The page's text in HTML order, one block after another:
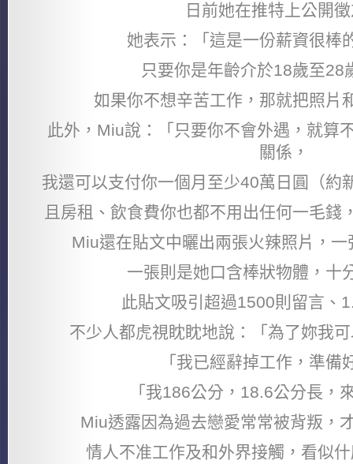
日前她在推特上公開
她表示：「這是一份薪資很棒
只要你是年齡介於18歲至28
如果你不想辛苦工作，那就把照片
此外，Miu說：「只要你不會外遇，就算
關係，
我還可以支付你一個月至少40萬日圓（約
且房租、飲食費你也都不用出任何一毛錢
Miu還在貼文中曬出兩張火辣照片，
一張則是她口含棒狀物體，十
此貼文吸引超過1500則留言、
不少人都虎視眈眈地說：「為了妳我
「我已經辭掉工作，準備
「我186公分，18.6公分長，
Miu透露因為過去戀愛常常被背叛，
情人不准工作及和外界接觸，看似